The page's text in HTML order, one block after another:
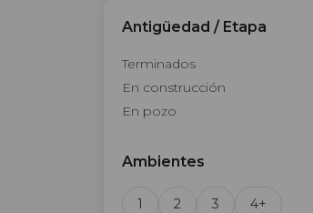
Antigüedad / Etapa
Terminados
En construcción
En pozo
Ambientes
1 2 3 4+